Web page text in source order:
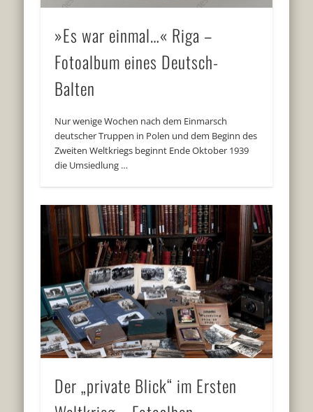
»Es war einmal…« Riga –
Fotoalbum eines Deutsch-
Balten
Nur wenige Wochen nach dem Einmarsch
deutscher Truppen in Polen und dem Beginn des
Zweiten Weltkriegs beginnt Ende Oktober 1939
die Umsiedlung …
Der „private Blick“ im Ersten